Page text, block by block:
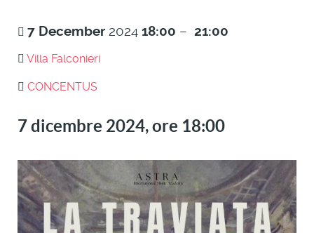
7 December 2024 18:00 – 21:00
Villa Falconieri
CONCENTUS
7 dicembre 2024, ore 18:00